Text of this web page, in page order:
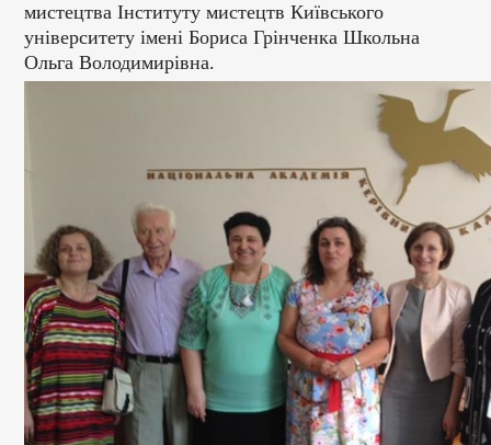
мистецтва Інституту мистецтв Київського
університету імені Бориса Грінченка Школьна
Ольга Володимирівна.